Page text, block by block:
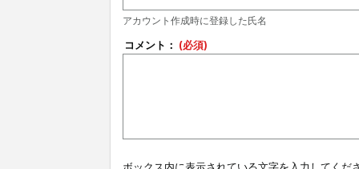
アカウント作成時に登録した氏名
コメント： (必須)